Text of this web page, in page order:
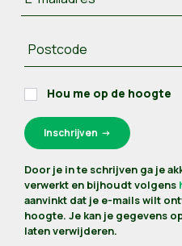
Postcode
Hou me op de hoogte
Door je in te schrijven ga je
verwerkt en bijhoudt volgens
aanvinkt dat je e-mails wilt
hoogte. Je kan je gegevens
laten verwijderen.